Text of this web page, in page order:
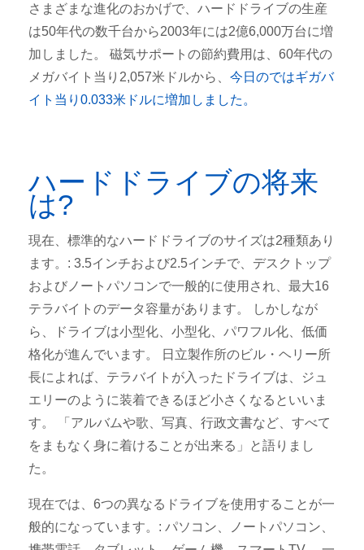
さまざまな進化のおかげで、ハードドライブの生産
は50年代の数千台から2003年には2億6,000万台に増
加しました。 磁気サポートの節約費用は、60年代の
メガバイト当り2,057米ドルから、 今日のではギガバ
イト当り0.033米ドルに増加しました。
ハードドライブの将来
は?
現在、標準的なハードドライブのサイズは2種類あり
ます。: 3.5インチおよび2.5インチで、デスクトップ
およびノートパソコンで一般的に使用され、最大16
テラバイトのデータ容量があります。 しかしなが
ら、ドライブは小型化、小型化、パワフル化、低価
格化が進んでいます。 日立製作所のビル・ヘリー所
長によれば、テラバイトが入ったドライブは、ジュ
エリーのように装着できるほど小さくなるといいま
す。 「アルバムや歌、写真、行政文書など、すべて
をまもなく身に着けることが出来る」と語りまし
た。
現在では、6つの異なるドライブを使用することが一
般的になっています。: パソコン、ノートパソコン、